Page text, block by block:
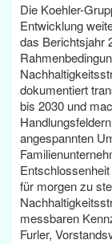
Die Koehler-
Entwicklung
das Berichtsjahr
dokumentiert
bis 2030 und
angespannten
für morgen zu
messbaren
Furler,